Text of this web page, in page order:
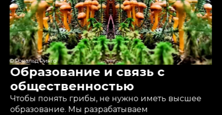
© Рональд Ринго
Образование и связь с
общественностью
Чтобы понять грибы, не нужно иметь высшее
образование. Мы разрабатываем